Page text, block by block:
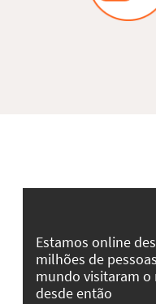
Estamos online
milhões de
mundo visitaram o
desde então